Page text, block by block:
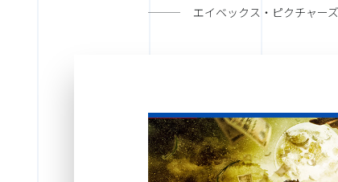
エイベックス・ピクチャー